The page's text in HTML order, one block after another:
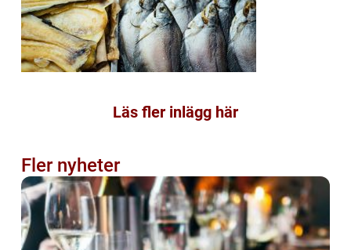
Läs fler inlägg här
Fler nyheter